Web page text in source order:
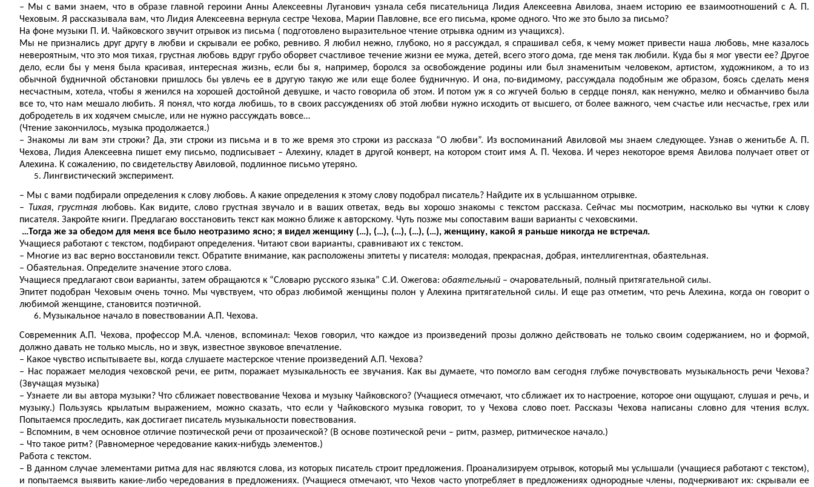
– Мы с вами знаем, что в образе главной героини Анны Алексеевны Луганович узнала себя писательница Лидия Алексеевна Авилова, знаем историю ее взаимоотношений с А. П.
Чеховым. Я рассказывала вам, что Лидия Алексеевна вернула сестре Чехова, Марии Павловне, все его письма, кроме одного. Что же это было за письмо?
На фоне музыки П. И. Чайковского звучит отрывок из письма ( подготовлено выразительное чтение отрывка одним из учащихся).
Мы не признались друг другу в любви и скрывали ее робко, ревниво. Я любил нежно, глубоко, но я рассуждал, я спрашивал себя, к чему может привести наша любовь, мне казалось
невероятным, что это моя тихая, грустная любовь вдруг грубо оборвет счастливое течение жизни ее мужа, детей, всего этого дома, где меня так любили. Куда бы я мог увести ее? Другое
дело, если бы у меня была красивая, интересная жизнь, если бы я, например, боролся за освобождение родины или был знаменитым человеком, артистом, художником, а то из
обычной будничной обстановки пришлось бы увлечь ее в другую такую же или еще более будничную. И она, по-видимому, рассуждала подобным же образом, боясь сделать меня
несчастным, хотела, чтобы я женился на хорошей достойной девушке, и часто говорила об этом. И потом уж я со жгучей болью в сердце понял, как ненужно, мелко и обманчиво была
все то, что нам мешало любить. Я понял, что когда любишь, то в своих рассуждениях об этой любви нужно исходить от высшего, от более важного, чем счастье или несчастье, грех или
добродетель в их ходячем смысле, или не нужно рассуждать вовсе…
(Чтение закончилось, музыка продолжается.)
– Знакомы ли вам эти строки? Да, эти строки из письма и в то же время это строки из рассказа “О любви”. Из воспоминаний Авиловой мы знаем следующее. Узнав о женитьбе А. П.
Чехова, Лидия Алексеевна пишет ему письмо, подписывает – Алехину, кладет в другой конверт, на котором стоит имя А. П. Чехова. И через некоторое время Авилова получает ответ от
Алехина. К сожалению, по свидетельству Авиловой, подлинное письмо утеряно.
Лингвистический эксперимент.
– Мы с вами подбирали определения к слову любовь. А какие определения к этому слову подобрал писатель? Найдите их в услышанном отрывке.
– Тихая, грустная любовь. Как видите, слово грустная звучало и в ваших ответах, ведь вы хорошо знакомы с текстом рассказа. Сейчас мы посмотрим, насколько вы чутки к слову
писателя. Закройте книги. Предлагаю восстановить текст как можно ближе к авторскому. Чуть позже мы сопоставим ваши варианты с чеховскими.
…Тогда же за обедом для меня все было неотразимо ясно; я видел женщину (…), (…), (…), (…), (…), женщину, какой я раньше никогда не встречал.
Учащиеся работают с текстом, подбирают определения. Читают свои варианты, сравнивают их с текстом.
– Многие из вас верно восстановили текст. Обратите внимание, как расположены эпитеты у писателя: молодая, прекрасная, добрая, интеллигентная, обаятельная.
– Обаятельная. Определите значение этого слова.
Учащиеся предлагают свои варианты, затем обращаются к “Словарю русского языка” С.И. Ожегова: обаятельный – очаровательный, полный притягательной силы.
Эпитет подобран Чеховым очень точно. Мы чувствуем, что образ любимой женщины полон у Алехина притягательной силы. И еще раз отметим, что речь Алехина, когда он говорит о
любимой женщине, становится поэтичной.
Музыкальное начало в повествовании А.П. Чехова.
Современник А.П. Чехова, профессор М.А. членов, вспоминал: Чехов говорил, что каждое из произведений прозы должно действовать не только своим содержанием, но и формой,
должно давать не только мысль, но и звук, известное звуковое впечатление.
– Какое чувство испытываете вы, когда слушаете мастерское чтение произведений А.П. Чехова?
– Нас поражает мелодия чеховской речи, ее ритм, поражает музыкальность ее звучания. Как вы думаете, что помогло вам сегодня глубже почувствовать музыкальность речи Чехова?
(Звучащая музыка)
– Узнаете ли вы автора музыки? Что сближает повествование Чехова и музыку Чайковского? (Учащиеся отмечают, что сближает их то настроение, которое они ощущают, слушая и речь, и
музыку.) Пользуясь крылатым выражением, можно сказать, что если у Чайковского музыка говорит, то у Чехова слово поет. Рассказы Чехова написаны словно для чтения вслух.
Попытаемся проследить, как достигает писатель музыкальности повествования.
– Вспомним, в чем основное отличие поэтической речи от прозаической? (В основе поэтической речи – ритм, размер, ритмическое начало.)
– Что такое ритм? (Равномерное чередование каких-нибудь элементов.)
Работа с текстом.
– В данном случае элементами ритма для нас являются слова, из которых писатель строит предложения. Проанализируем отрывок, который мы услышали (учащиеся работают с текстом),
и попытаемся выявить какие-либо чередования в предложениях. (Учащиеся отмечают, что Чехов часто употребляет в предложениях однородные члены, подчеркивают их: скрывали ее